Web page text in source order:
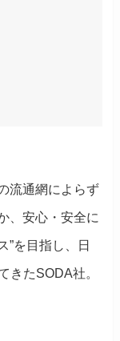
流通網によらず
、安心・安全に
”を目指し、日
きたSODA社。